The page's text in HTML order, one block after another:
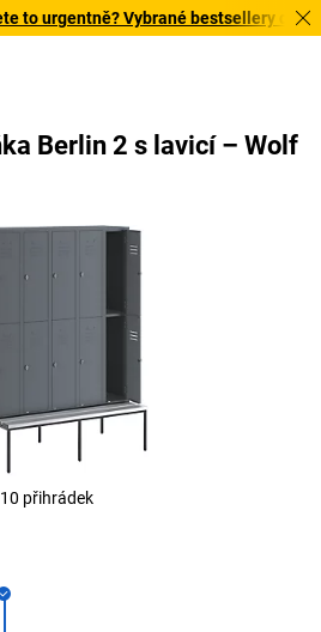
to urgentně? Vybrané bestsellery
Berlin 2 s lavicí – Wolf
přihrádek